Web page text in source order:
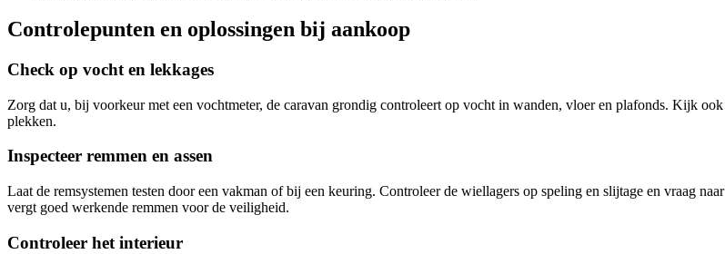
Controlepunten en oplossingen bij aankoop
Check op vocht en lekkages
Zorg dat u, bij voorkeur met een vochtmeter, de caravan grondig controleert op vocht in wanden, vloer en plafonds. Kijk
plekken.
Inspecteer remmen en assen
Laat de remsystemen testen door een vakman of bij een keuring. Controleer de wiellagers op speling en slijtage en vraag
vergt goed werkende remmen voor de veiligheid.
Controleer het interieur